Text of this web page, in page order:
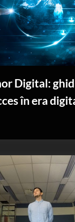
Digital:
în era